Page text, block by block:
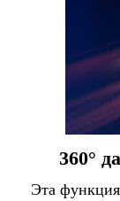
360°
Эта